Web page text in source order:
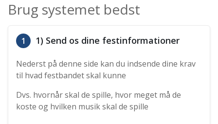
Brug systemet bedst
1 1) Send os dine festinformationer
Nederst på denne side kan du indsende dine krav
til hvad festbandet skal kunne
Dvs. hvornår skal de spille, hvor meget må de
koste og hvilken musik skal de spille